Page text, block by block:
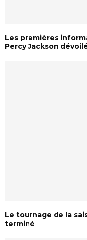
Les premières
Percy Jackson
Le tournage de la
terminé